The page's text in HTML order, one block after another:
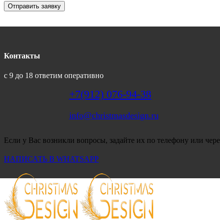
Отправить заявку
Контакты
с 9 до 18 ответим оперативно
+7(912) 076-94-38
info@christmasdesign.ru
Если у Вас возникли вопросы, задайте их по телефону или
НАПИСАТЬ В WHATSAPP